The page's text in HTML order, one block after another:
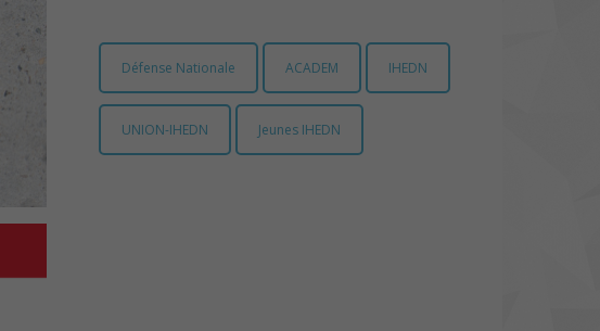
Défense Nationale ACADEM IHEDN
UNION-IHEDN Jeunes IHEDN